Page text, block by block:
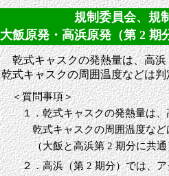
規制委員会、規
大飯原発・高浜原発（第 2 期
乾式キャスクの発熱量は、高浜
乾式キャスクの周囲温度などは
＜質問事項＞
１．乾式キャスクの発熱量は、
乾式キャスクの周囲温度などは
（大飯と高浜第 2 期分に共通
２．高浜（第 2 期分）では、ア